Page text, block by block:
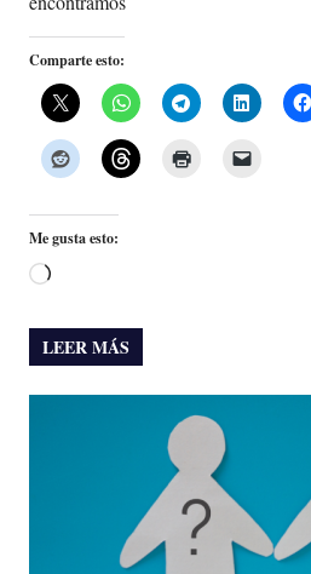
Comparte esto:
Me gusta esto:
Cargando...
LEER MÁS